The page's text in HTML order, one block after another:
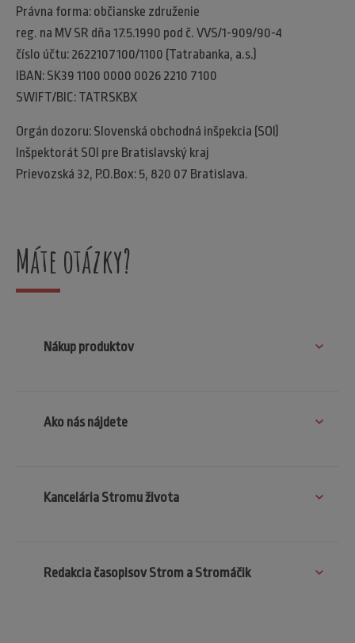
Právna forma: občianske združenie
reg. na MV SR dňa 17.5.1990 pod č. VVS/1-909/90-4
číslo účtu: 2622107100/1100 (Tatrabanka, a.s.)
IBAN: SK39 1100 0000 0026 2210 7100
SWIFT/BIC: TATRSKBX
Orgán dozoru: Slovenská obchodná inšpekcia (SOI)​
Inšpektorát SOI pre Bratislavský kraj​
Prievozská 32, P.O.Box: 5, 820 07 Bratislava.
Máte otázky?
Nákup produktov
Ako nás nájdete
Kancelária Stromu života
Redakcia časopisov Strom a Stromáčik